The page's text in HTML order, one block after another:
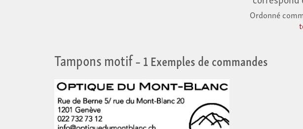
Ordonné
Tampons motif– 1 Exemples de commandes